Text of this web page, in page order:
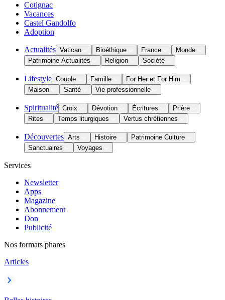
Cotignac
Vacances
Castel Gandolfo
Adoption
Actualités Vatican Bioéthique France
Monde
Patrimoine Actualités
Religion Société
Lifestyle Couple Famille
For Her et For Him
Maison
Santé Vie professionnelle
Spiritualité Croix Dévotion Écritures
Prière
Rites
Temps liturgiques Vertus chrétiennes
Découvertes Arts Histoire
Patrimoine Culture
Sanctuaires
Voyages
Services
Newsletter
Apps
Magazine
Abonnement
Don
Publicité
Nos formats phares
Articles